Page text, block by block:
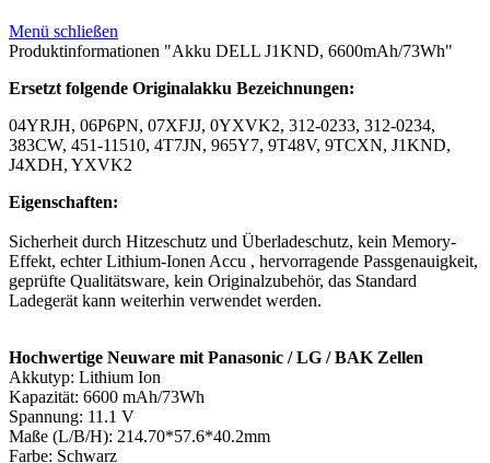
Menü schließen
Produktinformationen "Akku DELL J1KND, 6600mAh/73Wh"
Ersetzt folgende Originalakku Bezeichnungen:
04YRJH, 06P6PN, 07XFJJ, 0YXVK2, 312-0233, 312-0234,
383CW, 451-11510, 4T7JN, 965Y7, 9T48V, 9TCXN, J1KND,
J4XDH, YXVK2
Eigenschaften:
Sicherheit durch Hitzeschutz und Überladeschutz, kein Memory-
Effekt, echter Lithium-Ionen Accu , hervorragende Passgenauigkeit,
geprüfte Qualitätsware, kein Originalzubehör, das Standard
Ladegerät kann weiterhin verwendet werden.
Hochwertige Neuware mit Panasonic / LG / BAK Zellen
Akkutyp: Lithium Ion
Kapazität: 6600 mAh/73Wh
Spannung: 11.1 V
Maße (L/B/H): 214.70*57.6*40.2mm
Farbe: Schwarz